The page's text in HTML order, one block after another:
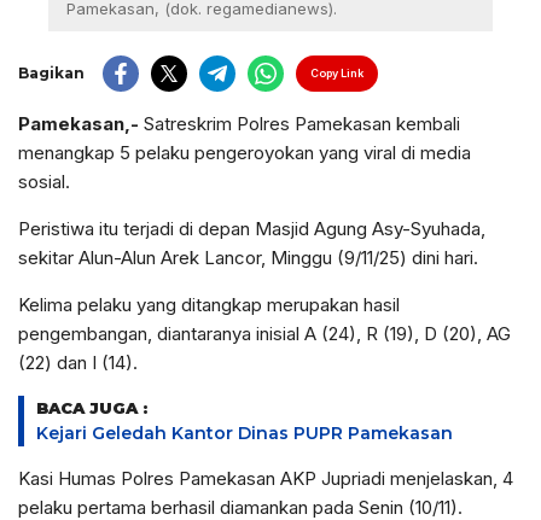
Pamekasan, (dok. regamedianews).
Bagikan Copy Link
Pamekasan,- Satreskrim Polres Pamekasan kembali
menangkap 5 pelaku pengeroyokan yang viral di media
sosial.
Peristiwa itu terjadi di depan Masjid Agung Asy-Syuhada,
sekitar Alun-Alun Arek Lancor, Minggu (9/11/25) dini hari.
Kelima pelaku yang ditangkap merupakan hasil
pengembangan, diantaranya inisial A (24), R (19), D (20), AG
(22) dan I (14).
BACA JUGA :
Kejari Geledah Kantor Dinas PUPR Pamekasan
Kasi Humas Polres Pamekasan AKP Jupriadi menjelaskan, 4
pelaku pertama berhasil diamankan pada Senin (10/11).